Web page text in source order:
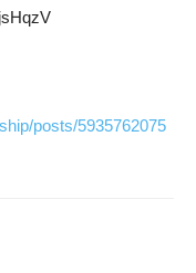
posts/5935762075